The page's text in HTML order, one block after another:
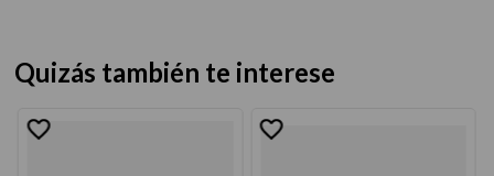
Quizás también te interese